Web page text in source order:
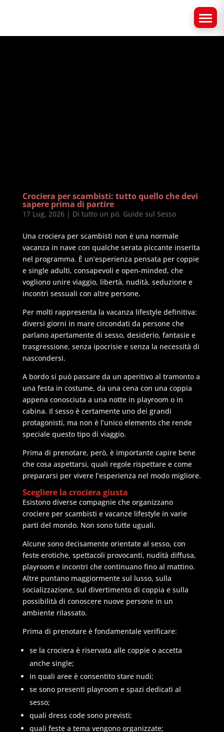
Crociera per scambisti: tutto quello che devi
sapere prima di partire
17 Lug, 2026| Di tutto un pò, Guide sul Sesso
Una crociera per scambisti non è una normale
vacanza in nave con qualche serata piccante inserita
nel programma. È un’esperienza pensata per coppie
e single adulti, consapevoli e open-minded, che
vogliono unire viaggio, libertà, nudità, seduzione e
incontri sessuali con altre persone.
Per molti rappresenta la vacanza lifestyle definitiva:
diversi giorni in mare circondati da persone che
parlano apertamente di sesso, desiderio, fantasie e
trasgressione, senza ipocrisie e senza la necessità di
nascondersi.
A bordo si può passare da un aperitivo al tramonto a
una festa in costume, da una cena con una coppia
appena conosciuta a una notte in playroom o in
cabina. Il sesso è certamente uno dei grandi
protagonisti, ma non è l’unico elemento che rende
speciale questo tipo di viaggio.
Prima di prenotare, però, è importante capire bene
che cosa aspettarsi, quali regole rispettare e come
prepararsi per vivere l’esperienza nel modo migliore.
Scegliere la crociera giusta
Esistono diverse compagnie che organizzano
crociere per scambisti e vacanze lifestyle in varie
parti del mondo. Non sono tutte uguali.
Alcune sono decisamente orientate al sesso, con
feste erotiche, spettacoli provocanti, nudità diffusa,
playroom e incontri che continuano fino al mattino.
Altre puntano maggiormente sul lusso, sulla
socializzazione, sul divertimento di coppia e sulla
possibilità di conoscere nuove persone in un
ambiente rilassato.
Prima di prenotare è fondamentale verificare:
se la crociera è riservata alle coppie o accetta
anche single;
in quali aree è consentito stare nudi;
se sono presenti playroom e spazi dedicati al
sesso;
quali dress code sono previsti;
quali feste a tema vengono organizzate;